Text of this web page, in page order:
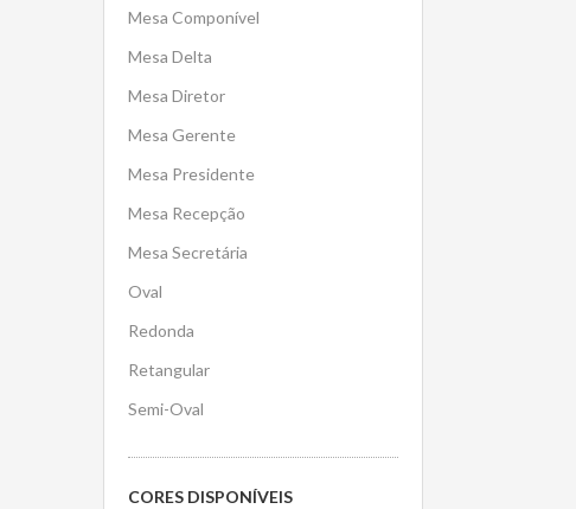
Mesa Componível
Mesa Delta
Mesa Diretor
Mesa Gerente
Mesa Presidente
Mesa Recepção
Mesa Secretária
Oval
Redonda
Retangular
Semi-Oval
CORES DISPONÍVEIS